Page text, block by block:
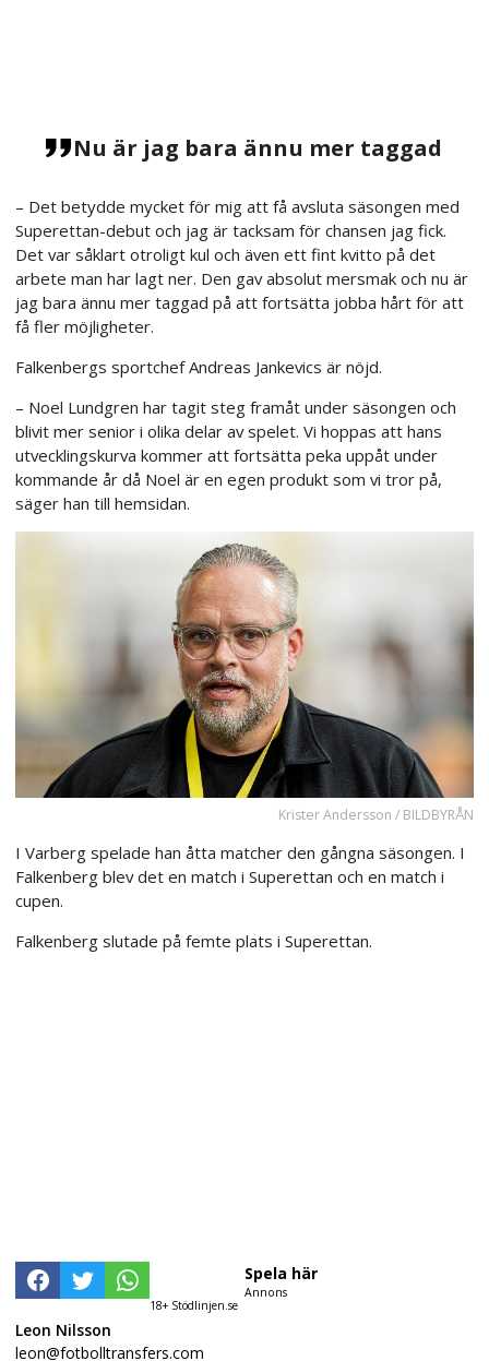
Nu är jag bara ännu mer taggad
– Det betydde mycket för mig att få avsluta säsongen med
Superettan-debut och jag är tacksam för chansen jag fick.
Det var såklart otroligt kul och även ett fint kvitto på det
arbete man har lagt ner. Den gav absolut mersmak och nu är
jag bara ännu mer taggad på att fortsätta jobba hårt för att
få fler möjligheter.
Falkenbergs sportchef Andreas Jankevics är nöjd.
– Noel Lundgren har tagit steg framåt under säsongen och
blivit mer senior i olika delar av spelet. Vi hoppas att hans
utvecklingskurva kommer att fortsätta peka uppåt under
kommande år då Noel är en egen produkt som vi tror på,
säger han till hemsidan.
Krister Andersson / BILDBYRÅN
I Varberg spelade han åtta matcher den gångna säsongen. I
Falkenberg blev det en match i Superettan och en match i
cupen.
Falkenberg slutade på femte plats i Superettan.
18+ Stödlinjen.se
Spela här
Annons
Leon Nilsson
leon@fotbolltransfers.com